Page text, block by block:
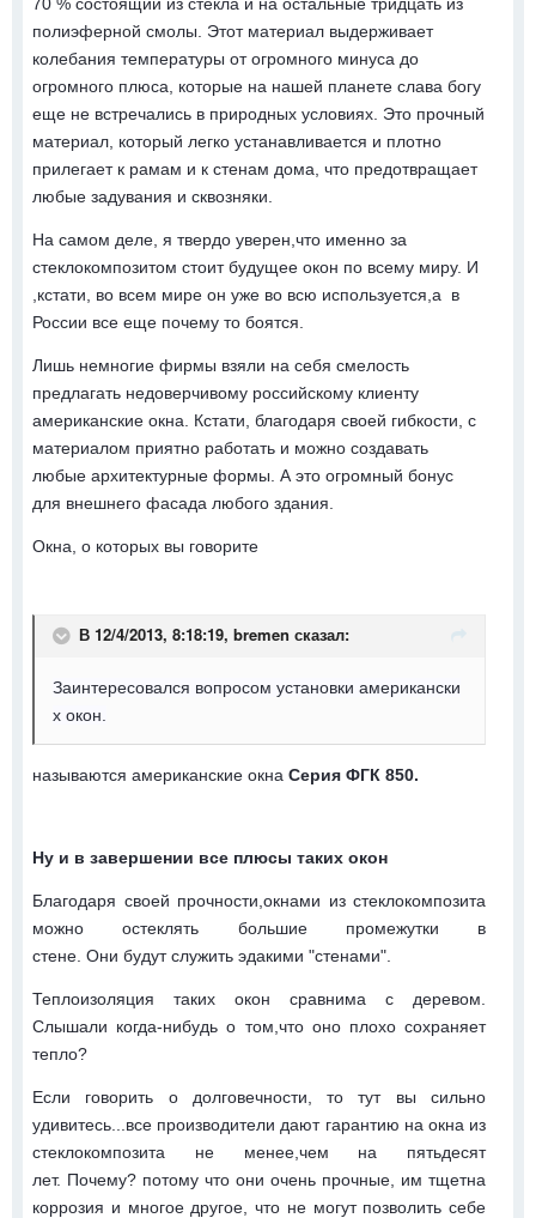
полиэферной смолы. Этот материал выдерживает
колебания температуры от огромного минуса до
огромного плюса, которые на нашей планете слава богу
еще не встречались в природных условиях. Это прочный
материал, который легко устанавливается и плотно
прилегает к рамам и к стенам дома, что предотвращает
любые задувания и сквозняки.
На самом деле, я твердо уверен,что именно за
стеклокомпозитом стоит будущее окон по всему миру. И
,кстати, во всем мире он уже во всю используется,а в
России все еще почему то боятся.
Лишь немногие фирмы взяли на себя смелость
предлагать недоверчивому российскому клиенту
американские окна. Кстати, благодаря своей гибкости, с
материалом приятно работать и можно создавать
любые архитектурные формы. А это огромный бонус
для внешнего фасада любого здания.
Окна, о которых вы говорите
В 12/4/2013, 8:18:19, bremen сказал:
Заинтересовался вопросом установки американски
х окон.
называются американские окна Серия ФГК 850.
Ну и в завершении все плюсы таких окон
Благодаря своей прочности,окнами из стеклокомпозита
можно остеклять большие промежутки в
стене. Они будут служить эдакими "стенами".
Теплоизоляция таких окон сравнима с деревом.
Слышали когда-нибудь о том,что оно плохо сохраняет
тепло?
Если говорить о долговечности, то тут вы сильно
удивитесь...все производители дают гарантию на окна из
стеклокомпозита не менее,чем на пятьдесят
лет. Почему? потому что они очень прочные, им тщетна
коррозия и многое другое, что не могут позволить себе